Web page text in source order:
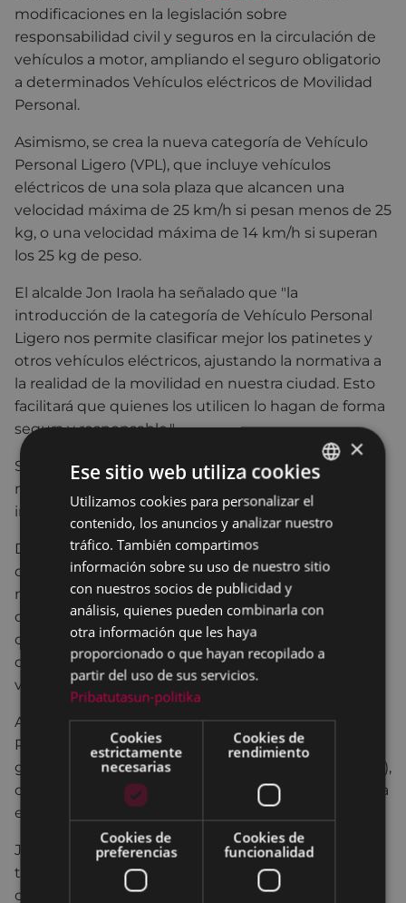
modificaciones en la legislación sobre
responsabilidad civil y seguros en la circulación de
vehículos a motor, ampliando el seguro obligatorio
a determinados Vehículos eléctricos de Movilidad
Personal.
Asimismo, se crea la nueva categoría de Vehículo
Personal Ligero (VPL), que incluye vehículos
eléctricos de una sola plaza que alcancen una
velocidad máxima de 25 km/h si pesan menos de 25
kg, o una velocidad máxima de 14 km/h si superan
los 25 kg de peso.
El alcalde Jon Iraola ha señalado que "la
introducción de la categoría de Vehículo Personal
Ligero nos permite clasificar mejor los patinetes y
otros vehículos eléctricos, ajustando la normativa a
la realidad de la movilidad en nuestra ciudad. Esto
facilitará que quienes los utilicen lo hagan de forma
segura y responsable.".
Se ha concretado la normativa específica en
materia de seguros para esta nueva categoría
informará a las personas usuarias.
Desde el pasado lunes, 26 de enero
que hasta ahora no eran considerados vehículos a
motor y que superen los límites establecidos
deberán disponer de unseguro de responsabilidad
civil en vigorpara poder circular. La ausencia de
dicho seguro podrá conllevar lainmovilización del
vehículo.
Además, los Vehículos eléctricos de Movilidad
Personal deberán inscribirse en unregistro público
gestionado por la Dirección General de Tráfico (DGT),
contar con un
certificado de circulación
, y llevar una
etiqueta identificativa o placa visible
Jon Iraola
ha recalcado que "es fundamental que
todos los patinetes eléctricos cuenten con
certificado de circulación y etiqueta identificativa,
BASQUE
SPANISH
×
Ese sitio web utiliza cookies
Utilizamos cookies para personalizar el
contenido, los anuncios y analizar nuestro
tráfico. También compartimos
información sobre su uso de nuestro sitio
con nuestros socios de publicidad y
análisis, quienes pueden combinarla con
otra información que les haya
proporcionado o que hayan recopilado a
partir del uso de sus servicios.
Pribatutasun-politika
Cookies
estrictamente
necesarias
Cookies de
rendimiento
Cookies de
preferencias
Cookies de
funcionalidad